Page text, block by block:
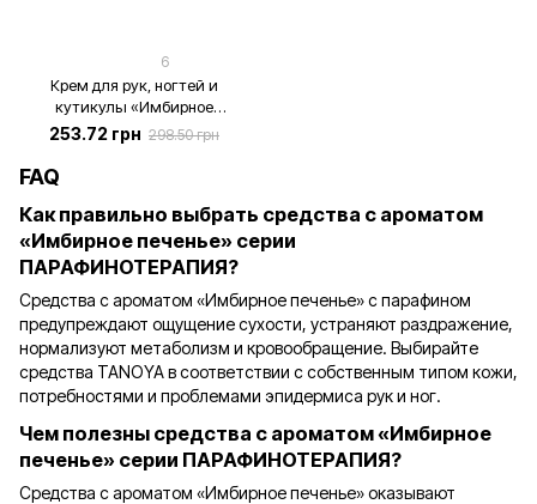
6
Крем для рук, ногтей и
кутикулы «Имбирное
печенье», 200 мл
253.72 грн 298.50 грн
FAQ
Как правильно выбрать средства с ароматом
«Имбирное печенье» серии
ПАРАФИНОТЕРАПИЯ?
Средства с ароматом «Имбирное печенье» с парафином
предупреждают ощущение сухости, устраняют раздражение,
нормализуют метаболизм и кровообращение. Выбирайте
средства TANOYA в соответствии с собственным типом кожи,
потребностями и проблемами эпидермиса рук и ног.
Чем полезны средства с ароматом «Имбирное
печенье» серии ПАРАФИНОТЕРАПИЯ?
Средства с ароматом «Имбирное печенье» оказывают